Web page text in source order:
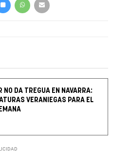
NO DA TREGUA EN NAVARRA:
VERANIEGAS PARA EL